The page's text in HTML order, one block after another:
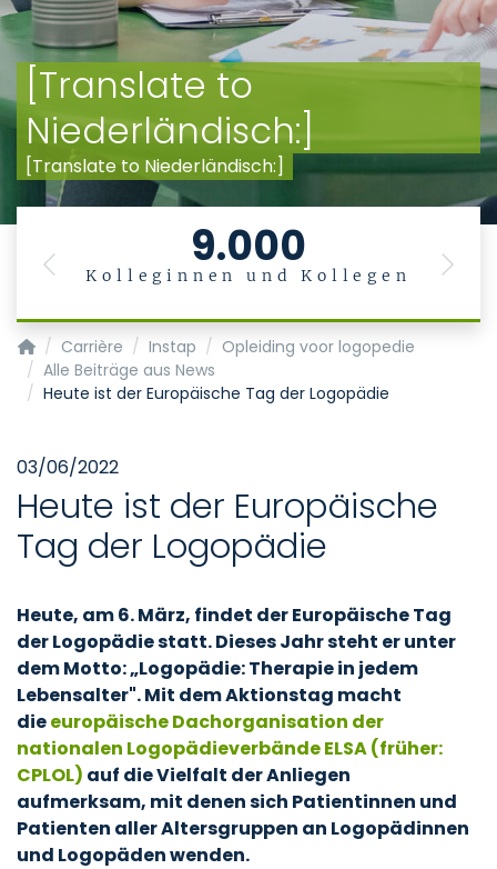
[Translate to
Niederländisch:]
[Translate to Niederländisch:]
9.000
Kolleginnen und Kollegen
Previous Next
Startpagina
Carrière Instap
Opleiding voor logopedie
Alle Beiträge aus News
Heute ist der Europäische Tag der Logopädie
03/06/2022
Heute ist der Europäische
Tag der Logopädie
Heute, am 6. März, findet der Europäische Tag
der Logopädie statt. Dieses Jahr steht er unter
dem Motto: „Logopädie: Therapie in jedem
Lebensalter". Mit dem Aktionstag macht
dieeuropäische Dachorganisation der
nationalen Logopädieverbände ELSA (früher:
CPLOL) auf die Vielfalt der Anliegen
aufmerksam, mit denen sich Patientinnen und
Patienten aller Altersgruppen an Logopädinnen
und Logopäden wenden.